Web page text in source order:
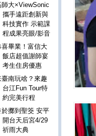
師大×ViewSonic
攜手遠距創新與
科技實作 示範課
程成果亮眼/影音
喜畢業！富信大
飯店超值謝師宴
考生住房優惠
臺南玩啥？來趣
台江Fun Tour特
約完美行程
於擲到聖筊 安平
開台天后宮4/29
祈雨大典